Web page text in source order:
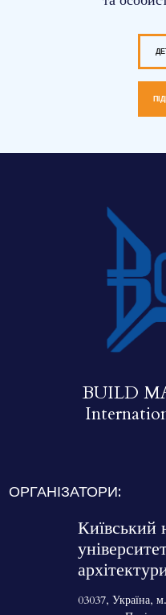
BUILD
ОРГАНІЗАТОРИ:
Київський
03037, Україна,